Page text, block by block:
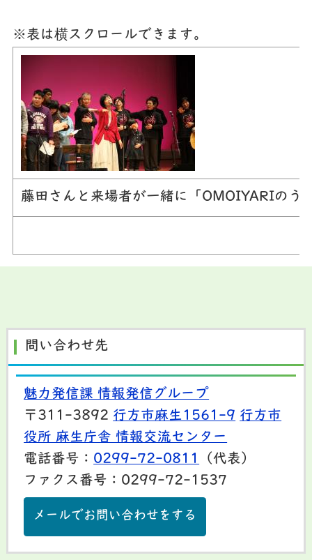
※表は横スクロールできます。
藤田さんと来場者が一緒に「 OMOIYARIのう
問い合わせ先
魅力発信課 情報発信グループ
〒311-3892 行方市麻生1561-9 行方市
役所 麻生庁舎 情報交流センター
電話番号： 0299-72-0811
（代表）
ファクス番号：0299-72-1537
メールでお問い合わせをする